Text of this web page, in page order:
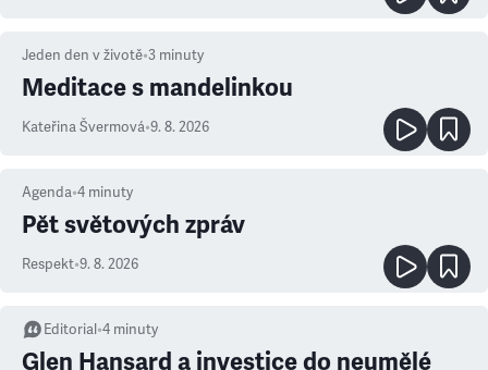
Jeden den v životě•3 minuty
Meditace s mandelinkou
Kateřina Švermová•9. 8. 2026
Agenda•4 minuty
Pět světových zpráv
Respekt•9. 8. 2026
Editorial •4 minuty
Glen Hansard a investice do neumělé